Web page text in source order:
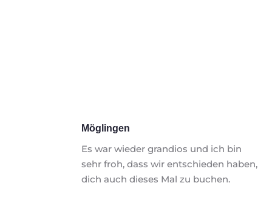
Möglingen
Es war wieder grandios und ich bin
sehr froh, dass wir entschieden haben,
dich auch dieses Mal zu buchen.